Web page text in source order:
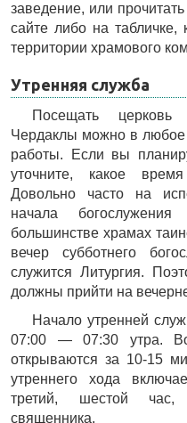
заведение, или
сайте либо на
территории храмового
Утренняя служба
Посещать церковь
Чердаклы можно в любое
работы. Если вы
уточните, какое
Довольно часто на
начала
большинстве храмах
вечер субботнего
служится Литургия.
должны прийти на
Начало утренней
07:00 — 07:30 утра.
открываются за 10-15
утреннего хода
третий, шестой
священника.